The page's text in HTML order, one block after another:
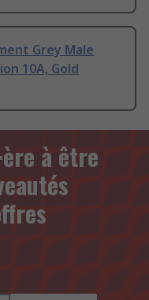
Grey Male
10A, Gold
à être